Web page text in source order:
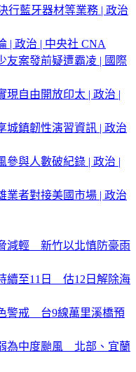
藍牙器材等業務 | 政治
| 政治 | 中央社 CNA
案發前疑遭霸凌 | 國際
自由開放印太 | 政治 |
鎮韌性演習資訊 | 政治
與人數破紀錄 | 政治 |
者對接美國市場 | 政治
減輕 新竹以北慎防豪雨
續至11日 估12日解除海
警戒 台9線萬里溪橋預
為中度颱風 北部、宜蘭